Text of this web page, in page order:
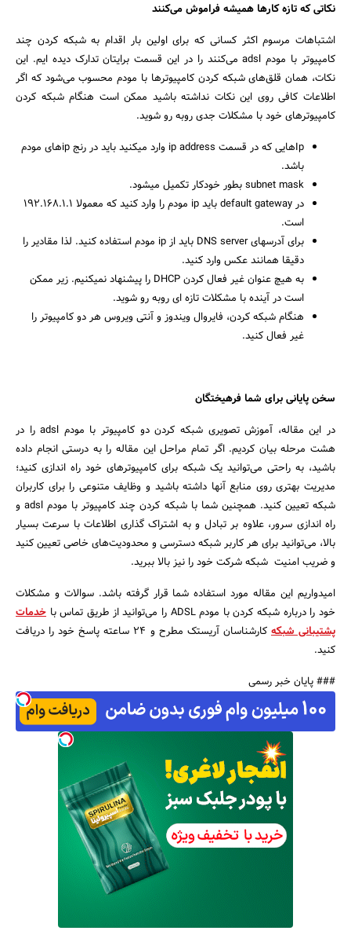
نکاتی که تازه کارها همیشه فراموش می‌کنند
اشتباهات مرسوم اکثر کسانی که برای اولین بار اقدام به شبکه کردن چند
کامپیوتر با مودم adsl می‌کنند را در این قسمت برایتان تدارک دیده ایم. این
نکات، همان قلق‌های شبکه کردن کامپیوترها با مودم محسوب می‌شود که اگر
اطلاعات کافی روی این نکات نداشته باشید ممکن است هنگام شبکه کردن
کامپیوترهای خود با مشکلات جدی روبه رو شوید.
Ip‌هایی که در قسمت ip address وارد میکنید باید در رنج ip‌های مودم
باشد.
subnet mask بطور خودکار تکمیل میشود.
در default gateway باید ip مودم را وارد کنید که معمولا 192.168.1.1
است.
برای آدرسهای DNS server باید از ip مودم استفاده کنید. لذا مقادیر را
دقیقا همانند عکس وارد کنید.
به هیچ عنوان غیر فعال کردن DHCP را پیشنهاد نمیکنیم. زیر ممکن
است در آینده با مشکلات تازه ای روبه رو شوید.
هنگام شبکه کردن، فایروال ویندوز و آنتی ویروس هر دو کامپیوتر را
غیر فعال کنید.
سخن پایانی برای شما فرهیختگان
در این مقاله، آموزش تصویری شبکه کردن دو کامپیوتر با مودم adsl را در
هشت مرحله بیان کردیم. اگر تمام مراحل این مقاله را به درستی انجام داده
باشید، به راحتی می‌توانید یک شبکه برای کامپیوترهای خود راه اندازی کنید؛
مدیریت بهتری روی منابع آنها داشته باشید و وظایف متنوعی را برای کاربران
شبکه تعیین کنید. همچنین شما با شبکه کردن چند کامپیوتر با مودم adsl و
راه اندازی سرور، علاوه بر تبادل و به اشتراک گذاری اطلاعات با سرعت بسیار
بالا، می‌توانید برای هر کاربر شبکه دسترسی و محدودیت‌های خاصی تعیین کنید
و ضریب امنیت شبکه شرکت خود را نیز بالا ببرید.
امیدواریم این مقاله مورد استفاده شما قرار گرفته باشد. سوالات و مشکلات
خود را درباره شبکه کردن با مودم ADSL را می‌توانید از طریق تماس با
خدمات
پشتیبانی شبکه
کارشناسان آریستک مطرح و 24 ساعته پاسخ خود را دریافت
کنید.
### پایان خبر رسمی